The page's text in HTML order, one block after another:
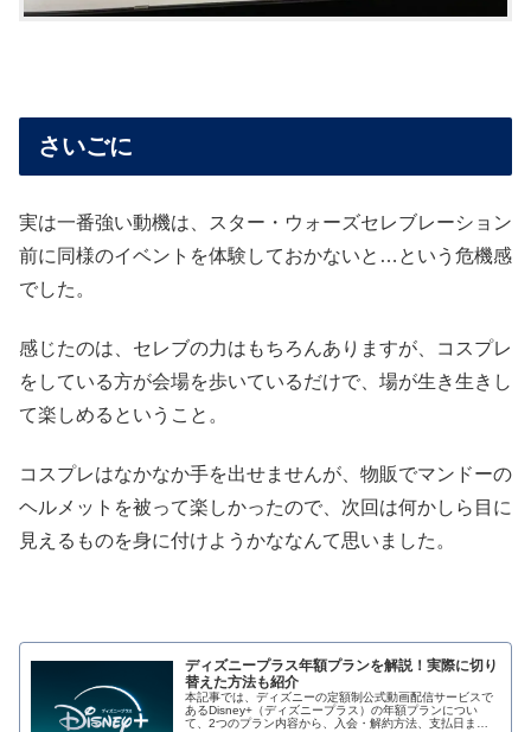
さいごに
実は一番強い動機は、スター・ウォーズセレブレーション
前に同様のイベントを体験しておかないと…という危機感
でした。
感じたのは、セレブの力はもちろんありますが、コスプレ
をしている方が会場を歩いているだけで、場が生き生きし
て楽しめるということ。
コスプレはなかなか手を出せませんが、物販でマンドーの
ヘルメットを被って楽しかったので、次回は何かしら目に
見えるものを身に付けようかななんて思いました。
ディズニープラス年額プランを解説！実際に切り
替えた方法も紹介
本記事では、ディズニーの定額制公式動画配信サービスで
あるDisney+（ディズニープラス）の年額プランについ
て、2つのプラン内容から、入会・解約方法、支払日まで